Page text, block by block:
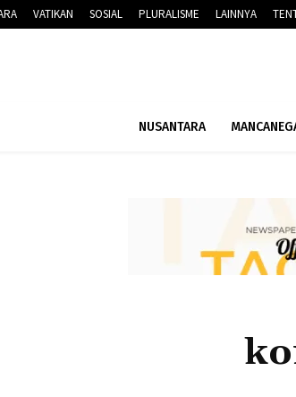
VATIKAN SOSIAL PLURALISME LAINNYA
NUSANTARA